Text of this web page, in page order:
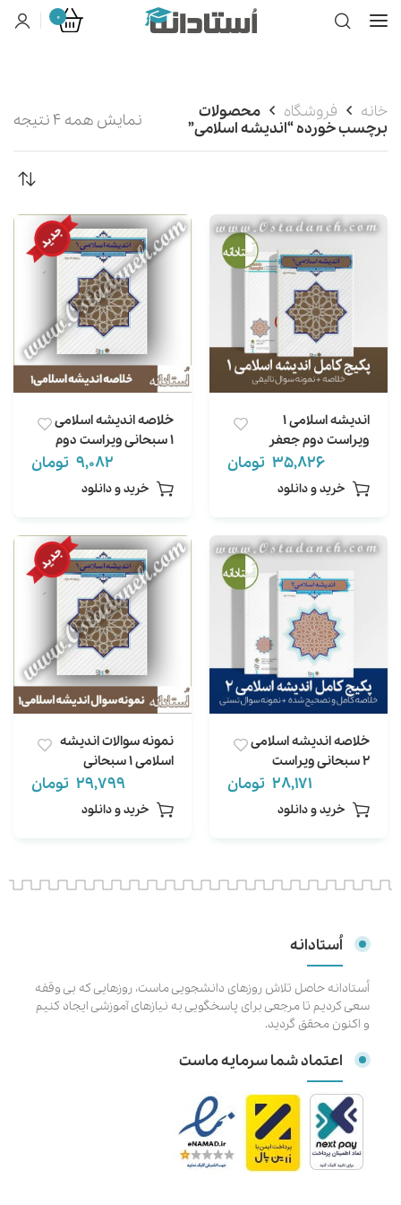
0
خانه فروشگاه
محصولات
برچسب خورده “اندیشه اسلامی”
نمایش همه 4 نتیجه
اندیشه اسلامی 1
ویراست دوم جعفر
سبحانی خلاصه +
تستی تالیفی
35,826 تومان
خرید و دانلود
خلاصه اندیشه اسلامی
1 سبحانی ویراست دوم
کامل و تصحیح شده
9,082 تومان
خرید و دانلود
خلاصه اندیشه اسلامی
2 سبحانی ویراست
دوم به همراه 266
نمونه سوال تستی
تالیفی
28,171 تومان
خرید و دانلود
نمونه سوالات اندیشه
اسلامی 1 سبحانی
ویراست دوم کامل و
تصحیح شده(302
سوال تستی تالیفی)
29,799 تومان
خرید و دانلود
اُستادانه
اُستادانه حاصل تلاش روزهای دانشجویی ماست، روزهایی که بی وقفه
سعی کردیم تا مرجعی برای پاسخگویی به نیازهای آموزشی ایجاد کنیم
و اکنون محقق گردید.
اعتماد شما سرمایه ماست